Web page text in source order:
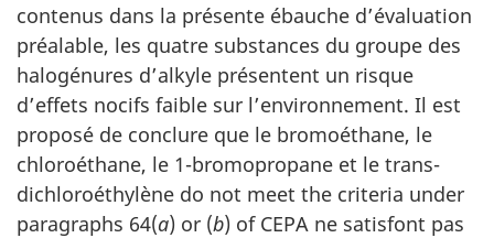
contenus dans la présente ébauche d’évaluation
préalable, les quatre substances du groupe des
halogénures d’alkyle présentent un risque
d’effets nocifs faible sur l’environnement. Il est
proposé de conclure que le bromoéthane, le
chloroéthane, le 1-bromopropane et le trans-
dichloroéthylène do not meet the criteria under
paragraphs 64(a) or (b) of CEPA ne satisfont pas